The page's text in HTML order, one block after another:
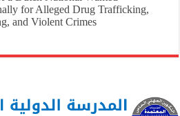
for Alleged Drug Trafficking,
and Violent Crimes